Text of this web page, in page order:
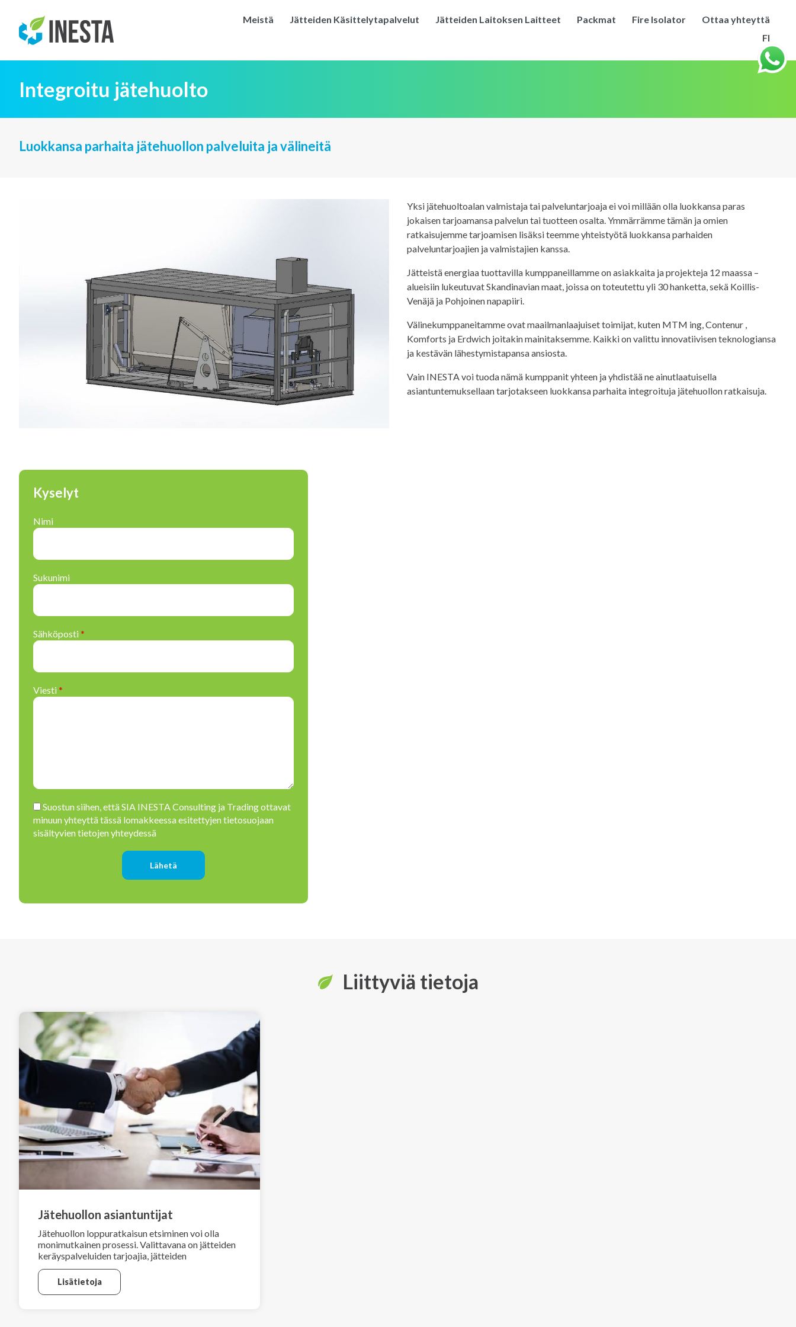
Meistä Jätteiden Käsittelytapalvelut Jätteiden Laitoksen Laitteet Packmat Fire Isolator
Ottaa yhteyttä
FI
Integroitu jätehuolto
Luokkansa parhaita jätehuollon palveluita ja välineitä
Yksi jätehuoltoalan valmistaja tai palveluntarjoaja ei voi millään olla luokkansa paras
jokaisen tarjoamansa palvelun tai tuotteen osalta. Ymmärrämme tämän ja omien
ratkaisujemme tarjoamisen lisäksi teemme yhteistyötä luokkansa parhaiden
palveluntarjoajien ja valmistajien kanssa.
Jätteistä energiaa tuottavilla kumppaneillamme on asiakkaita ja projekteja 12 maassa –
alueisiin lukeutuvat Skandinavian maat, joissa on toteutettu yli 30 hanketta, sekä Koillis-
Venäjä ja Pohjoinen napapiiri.
Välinekumppaneitamme ovat maailmanlaajuiset toimijat, kuten MTM ing, Contenur ,
Komforts ja Erdwich joitakin mainitaksemme. Kaikki on valittu innovatiivisen teknologiansa
ja kestävän lähestymistapansa ansiosta.
Vain INESTA voi tuoda nämä kumppanit yhteen ja yhdistää ne ainutlaatuisella
asiantuntemuksellaan tarjotakseen luokkansa parhaita integroituja jätehuollon ratkaisuja.
Kyselyt
Nimi
Sukunimi
Sähköposti*
Viesti*
Please leave this field empty.
Suostun siihen, että SIA INESTA Consulting ja Trading ottavat
minuun yhteyttä tässä lomakkeessa esitettyjen tietosuojaan
sisältyvien tietojen yhteydessä
Liittyviä tietoja
Jätehuollon asiantuntijat
Jätehuollon loppuratkaisun etsiminen voi olla
monimutkainen prosessi. Valittavana on jätteiden
keräyspalveluiden tarjoajia, jätteiden
keräysvälineiden valmistajia, jätteiden
lajittelijoita, jätteistä energiaa tuottavia yhtiöitä
jne.
Lisätietoja